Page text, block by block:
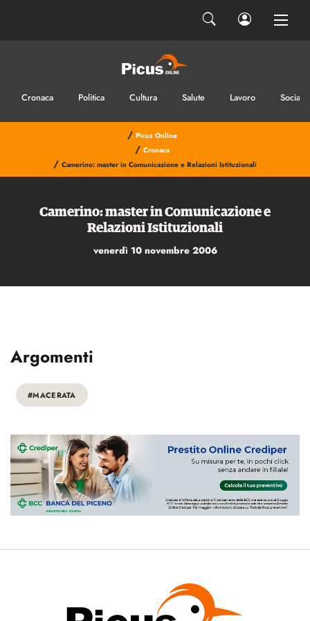
Cronaca Politica Cultura Salute Lavoro Sociale
/ Picus Online
/ Cronaca
/ Camerino: master in Comunicazione e Relazioni Istituzionali
Camerino: master in Comunicazione e
Relazioni Istituzionali
venerdì 10 novembre 2006
Argomenti
#MACERATA
INVIA IL MESSAGGIO